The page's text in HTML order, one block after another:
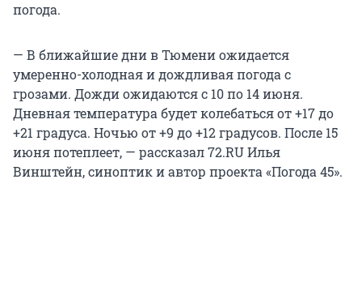
погода.
— В ближайшие дни в Тюмени ожидается
умеренно-холодная и дождливая погода с
грозами. Дожди ожидаются с 10 по 14 июня.
Дневная температура будет колебаться от +17 до
+21 градуса. Ночью от +9 до +12 градусов. После 15
июня потеплеет, — рассказал 72.RU Илья
Винштейн, синоптик и автор проекта «Погода 45».